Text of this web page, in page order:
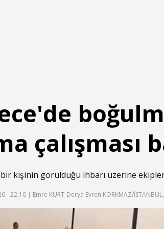
çalışması
kişinin görüldüğü ihbarı üzerine
- 22:10 | Emre KURT-Derya Evren KORKMAZ/